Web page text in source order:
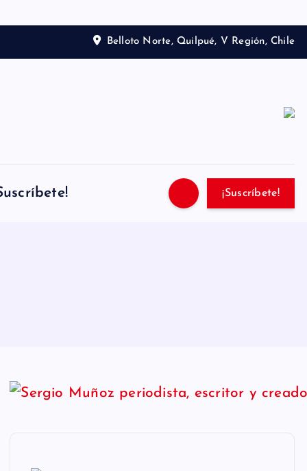
Belloto Norte, Quilpué, V Región, Chile
¡Suscríbete!